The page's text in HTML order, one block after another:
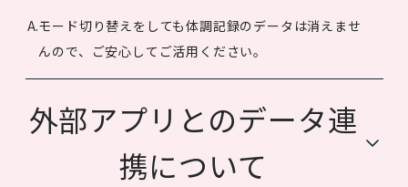
モード切り替えをしても体調記録のデータは消えませ
んので、ご安心してご活用ください。
外部アプリとのデータ連
携について